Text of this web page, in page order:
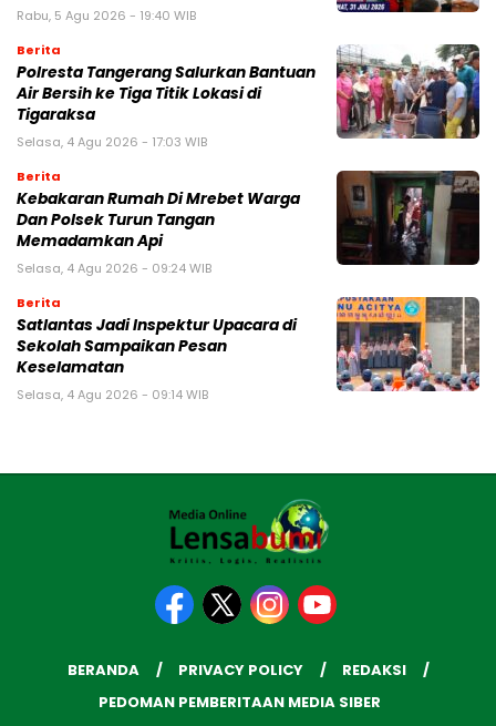
Rabu, 5 Agu 2026 - 19:40 WIB
Berita
Polresta Tangerang Salurkan Bantuan
Air Bersih ke Tiga Titik Lokasi di
Tigaraksa
Selasa, 4 Agu 2026 - 17:03 WIB
Berita
Kebakaran Rumah Di Mrebet Warga
Dan Polsek Turun Tangan
Memadamkan Api
Selasa, 4 Agu 2026 - 09:24 WIB
Berita
Satlantas Jadi Inspektur Upacara di
Sekolah Sampaikan Pesan
Keselamatan
Selasa, 4 Agu 2026 - 09:14 WIB
BERANDA PRIVACY POLICY
REDAKSI
PEDOMAN PEMBERITAAN MEDIA SIBER